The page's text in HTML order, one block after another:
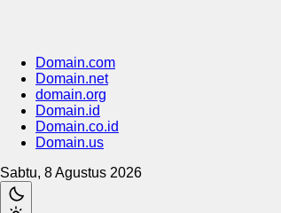
Domain.com
Domain.net
domain.org
Domain.id
Domain.co.id
Domain.us
Sabtu, 8 Agustus 2026